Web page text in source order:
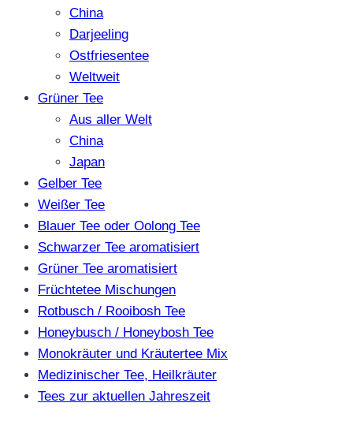
China
Darjeeling
Ostfriesentee
Weltweit
Grüner Tee
Aus aller Welt
China
Japan
Gelber Tee
Weißer Tee
Blauer Tee oder Oolong Tee
Schwarzer Tee aromatisiert
Grüner Tee aromatisiert
Früchtetee Mischungen
Rotbusch / Rooibosh Tee
Honeybusch / Honeybosh Tee
Monokräuter und Kräutertee Mix
Medizinischer Tee, Heilkräuter
Tees zur aktuellen Jahreszeit